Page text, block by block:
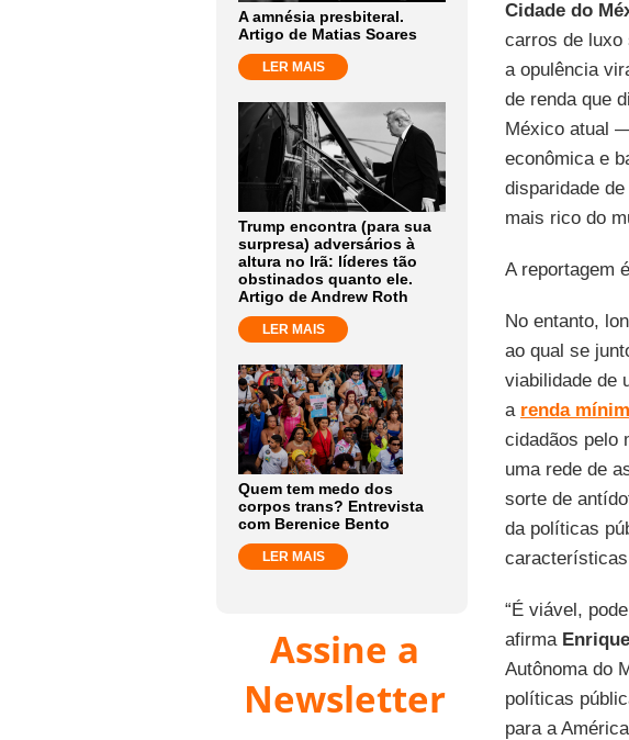
A amnésia presbiteral.
Artigo de Matias Soares
LER MAIS
Trump encontra (para sua
surpresa) adversários à
altura no Irã: líderes tão
obstinados quanto ele.
Artigo de Andrew Roth
LER MAIS
Quem tem medo dos
corpos trans? Entrevista
com Berenice Bento
LER MAIS
Assine a
Newsletter
Cidade do
carros de luxo
a opulência
de renda que
México atual
econômica e
disparidade
mais rico do
A reportagem
No entanto,
ao qual se
viabilidade de
a renda
cidadãos pelo
uma rede de
sorte de
da políticas
“É viável,
afirma
Autônoma do
políticas
para a